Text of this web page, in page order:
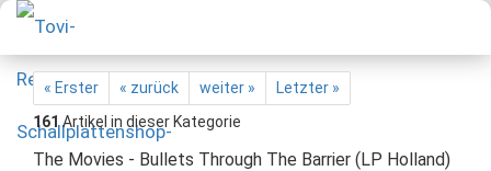
« Erster « zurück weiter »
Letzter »
161Artikel in dieser Kategorie
The Movies - Bullets Through The Barrier (LP Holland)